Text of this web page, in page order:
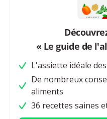
« Le guide de
L'assiette idéale
De nombreux
aliments
36 recettes saines